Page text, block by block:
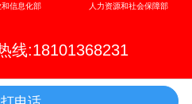
和信息化部 人力资源和社会保障部
线:18101368231